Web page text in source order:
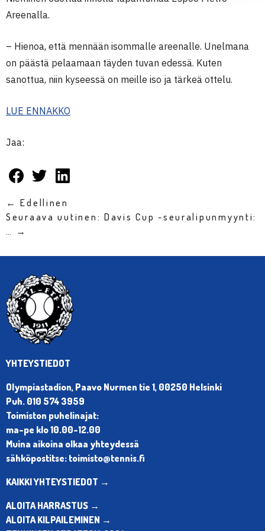
Areenalla.
– Hienoa, että mennään isommalle areenalle. Unelmana
on päästä pelaamaan täyden tuvan edessä. Kuten
sanottua, niin kyseessä on meille iso ja tärkeä ottelu.
LUE ENNAKKO
Jaa:
← Edellinen
Seuraava uutinen: Davis Cup -seuralipunmyynti:
… →
YHTEYSTIEDOT
Olympiastadion, Paavo Nurmen tie 1, 00250 Helsinki
Puh. 010 574 3959
Toimiston puhelinajat:
ma-pe klo 10.00-12.00
Muina aikoina olkaa yhteydessä
sähköpostitse: toimisto@tennis.fi
KAIKKI YHTEYSTIEDOT →
ALOITA HARRASTUS →
ALOITA KILPAILEMINEN →